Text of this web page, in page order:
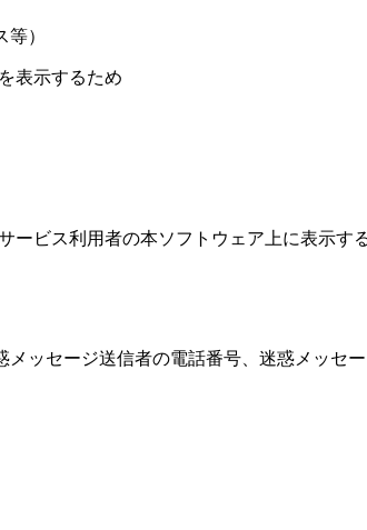
）
表示するため
ービス利用者の本ソフトウェア上に表示す
ッセージ送信者の電話番号、迷惑メッセー